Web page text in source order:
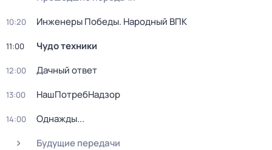
10:20 Инженеры Победы. Народный ВПК
11:00 Чудо техники
12:00 Дачный ответ
13:00 НашПотребНадзор
14:00
Однажды...
Будущие передачи